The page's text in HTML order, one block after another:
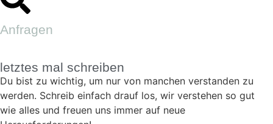
Anfragen
letztes mal schreiben
Du bist zu wichtig, um nur von manchen verstanden zu
werden. Schreib einfach drauf los, wir verstehen so gut
wie alles und freuen uns immer auf neue